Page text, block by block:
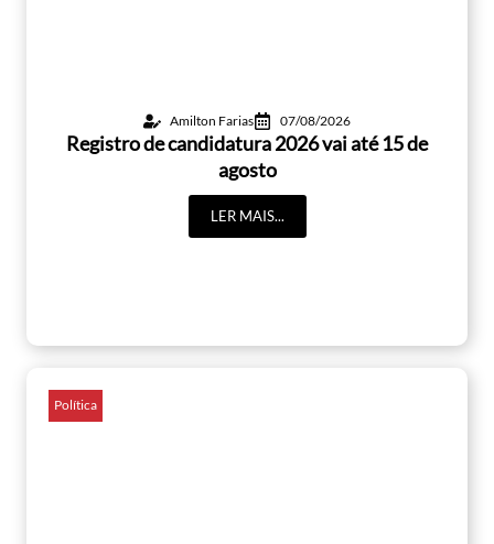
Amilton Farias 07/08/2026
Registro de candidatura 2026 vai até 15 de
agosto
LER MAIS...
Política